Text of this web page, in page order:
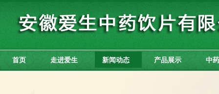
首页 走进爱生 新闻动态 产品展示 中